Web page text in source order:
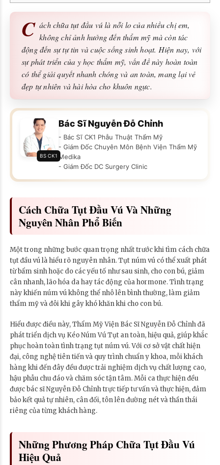
C ách chữa tụt đầu vú là nỗi lo của nhiều chị em,
không chỉ ảnh hưởng đến thẩm mỹ mà còn tác
động đến sự tự tin và cuộc sống sinh hoạt. Hiện nay, với
sự phát triển của y học thẩm mỹ, vấn đề này hoàn toàn
có thể giải quyết nhanh chóng và an toàn, mang lại vẻ
đẹp tự nhiên và hài hòa cho khuôn ngực.
BS CK1
Bác Sĩ Nguyễn Đỗ Chỉnh
- Bác Sĩ CK1 Phẫu Thuật Thẩm Mỹ
- Giám Đốc Chuyên Môn Bệnh Viện Thẩm Mỹ
Medika
- Giám Đốc DC Surgery Clinic
Cách Chữa Tụt Đầu Vú Và Những
Nguyên Nhân Phổ Biến
Một trong những bước quan trọng nhất trước khi tìm cách chữa
tụt đầu vú là hiểu rõ nguyên nhân. Tụt núm vú có thể xuất phát
từ bẩm sinh hoặc do các yếu tố như sau sinh, cho con bú, giảm
cân nhanh, lão hóa da hay tác động của hormone. Tình trạng
này khiến núm vú không thể nhô lên bình thường, làm giảm
thẩm mỹ và đôi khi gây khó khăn khi cho con bú.
Hiểu được điều này, Thẩm Mỹ Viện Bác Sĩ Nguyễn Đỗ Chỉnh đã
phát triển dịch vụ Kéo Núm Vú Tụt an toàn, hiệu quả, giúp khắc
phục hoàn toàn tình trạng tụt núm vú. Với cơ sở vật chất hiện
đại, công nghệ tiên tiến và quy trình chuẩn y khoa, mỗi khách
hàng khi đến đây đều được trải nghiệm dịch vụ chất lượng cao,
hậu phẫu chu đáo và chăm sóc tận tâm. Mỗi ca thực hiện đều
được bác sĩ Nguyễn Đỗ Chỉnh trực tiếp tư vấn và thực hiện, đảm
bảo kết quả tự nhiên, cân đối, tôn lên đường nét và thần thái
riêng của từng khách hàng.
Những Phương Pháp Chữa Tụt Đầu Vú
Hiệu Quả